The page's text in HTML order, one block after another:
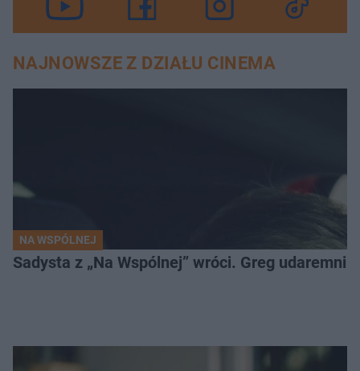
NAJNOWSZE Z DZIAŁU CINEMA
NA WSPÓLNEJ
Sadysta z „Na Wspólnej” wróci. Greg udaremni